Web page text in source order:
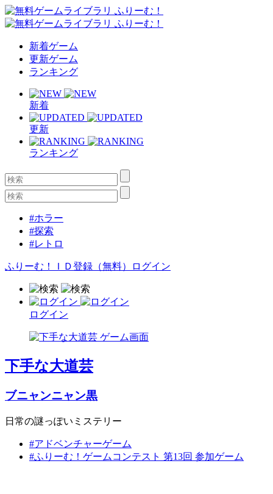
新着ゲーム
更新ゲーム
ランキング
新着
更新
ランキング
#ホラー
#探索
#レトロ
ふりーむ！ＩＤ登録（無料） ログイン
ログイン
下手な大道芸
ブニャンニャン黒
日常の謎っぽいミステリー
#アドベンチャーゲーム
#ふりーむ！ゲームコンテスト 第13回 参加ゲーム